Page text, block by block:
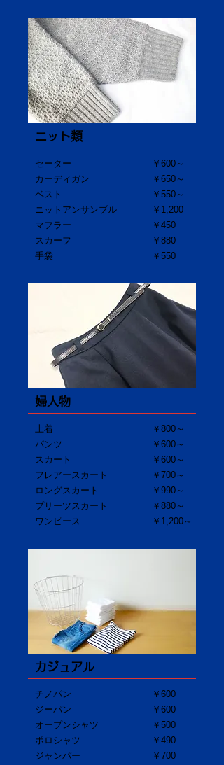
ニット類
セーター
カーディガン
ベスト
ニットアンサンブル
マフラー
スカーフ
手袋
￥600～
￥650～
​￥550～
￥1,200
￥450
￥880
￥550
婦人物
上着
パンツ
スカート
フレアースカート
ロングスカート
プリーツスカート
ワンピース
￥800～
￥600～
​￥600～
￥700～
￥990～
￥880～
​￥1,200～
カジュアル
チノパン
ジーパン
オープンシャツ
ポロシャツ
ジャンパー
￥600
￥600
​￥500
￥490
￥700